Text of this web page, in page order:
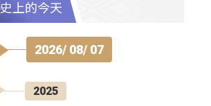
上的今天
2026/ 08/ 07
2025